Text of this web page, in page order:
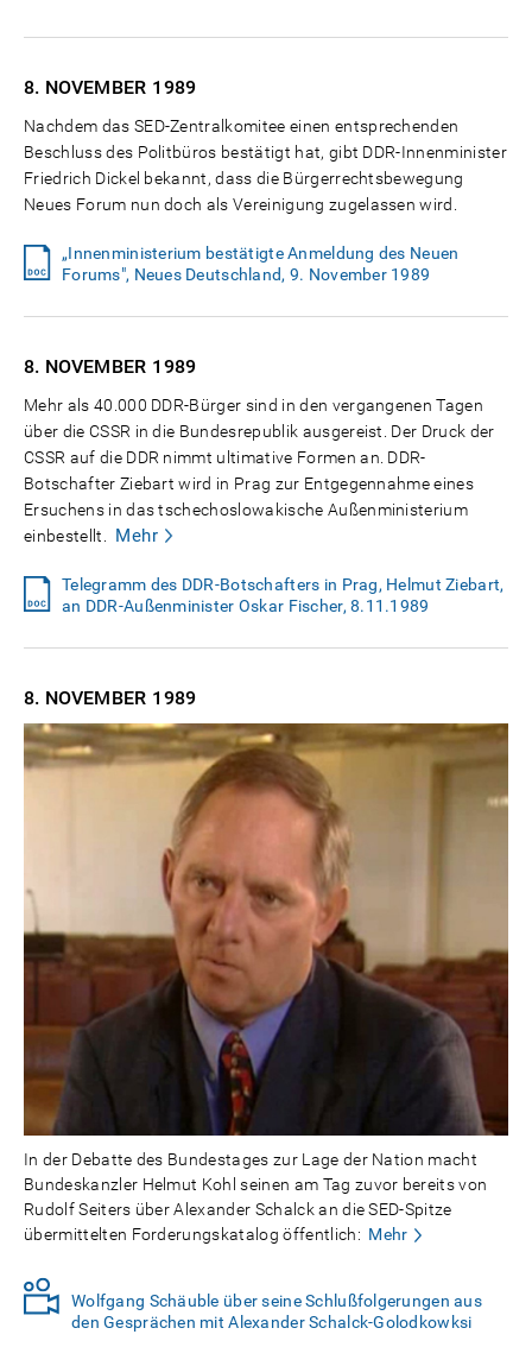
8. NOVEMBER 1989
Nachdem das SED-Zentralkomitee einen entsprechenden
Beschluss des Politbüros bestätigt hat, gibt DDR-Innenminister
Friedrich Dickel bekannt, dass die Bürgerrechtsbewegung
Neues Forum nun doch als Vereinigung zugelassen wird.
„Innenministerium bestätigte Anmeldung des Neuen
Forums", Neues Deutschland, 9. November 1989
8. NOVEMBER 1989
Mehr als 40.000 DDR-Bürger sind in den vergangenen Tagen
über die CSSR in die Bundesrepublik ausgereist. Der Druck der
CSSR auf die DDR nimmt ultimative Formen an. DDR-
Botschafter Ziebart wird in Prag zur Entgegennahme eines
Ersuchens in das tschechoslowakische Außenministerium
einbestellt.
Mehr
Telegramm des DDR-Botschafters in Prag, Helmut Ziebart,
an DDR-Außenminister Oskar Fischer, 8.11.1989
8. NOVEMBER 1989
In der Debatte des Bundestages zur Lage der Nation macht
Bundeskanzler Helmut Kohl seinen am Tag zuvor bereits von
Rudolf Seiters über Alexander Schalck an die SED-Spitze
übermittelten Forderungskatalog öffentlich: Mehr
Wolfgang Schäuble über seine Schlußfolgerungen aus
den Gesprächen mit Alexander Schalck-Golodkowksi